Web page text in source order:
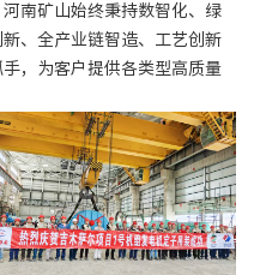
南矿山始终秉持数智化、绿
、全产业链智造、工艺创新
，为客户提供各类型高质量